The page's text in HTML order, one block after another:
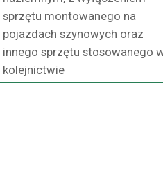
sprzętu montowanego na
pojazdach szynowych oraz
innego sprzętu stosowanego
kolejnictwie